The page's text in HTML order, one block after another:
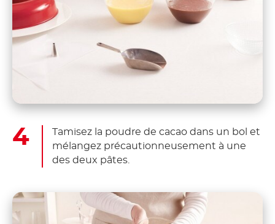
Tamisez la poudre de cacao dans un bol et
mélangez précautionneusement à une
des deux pâtes.